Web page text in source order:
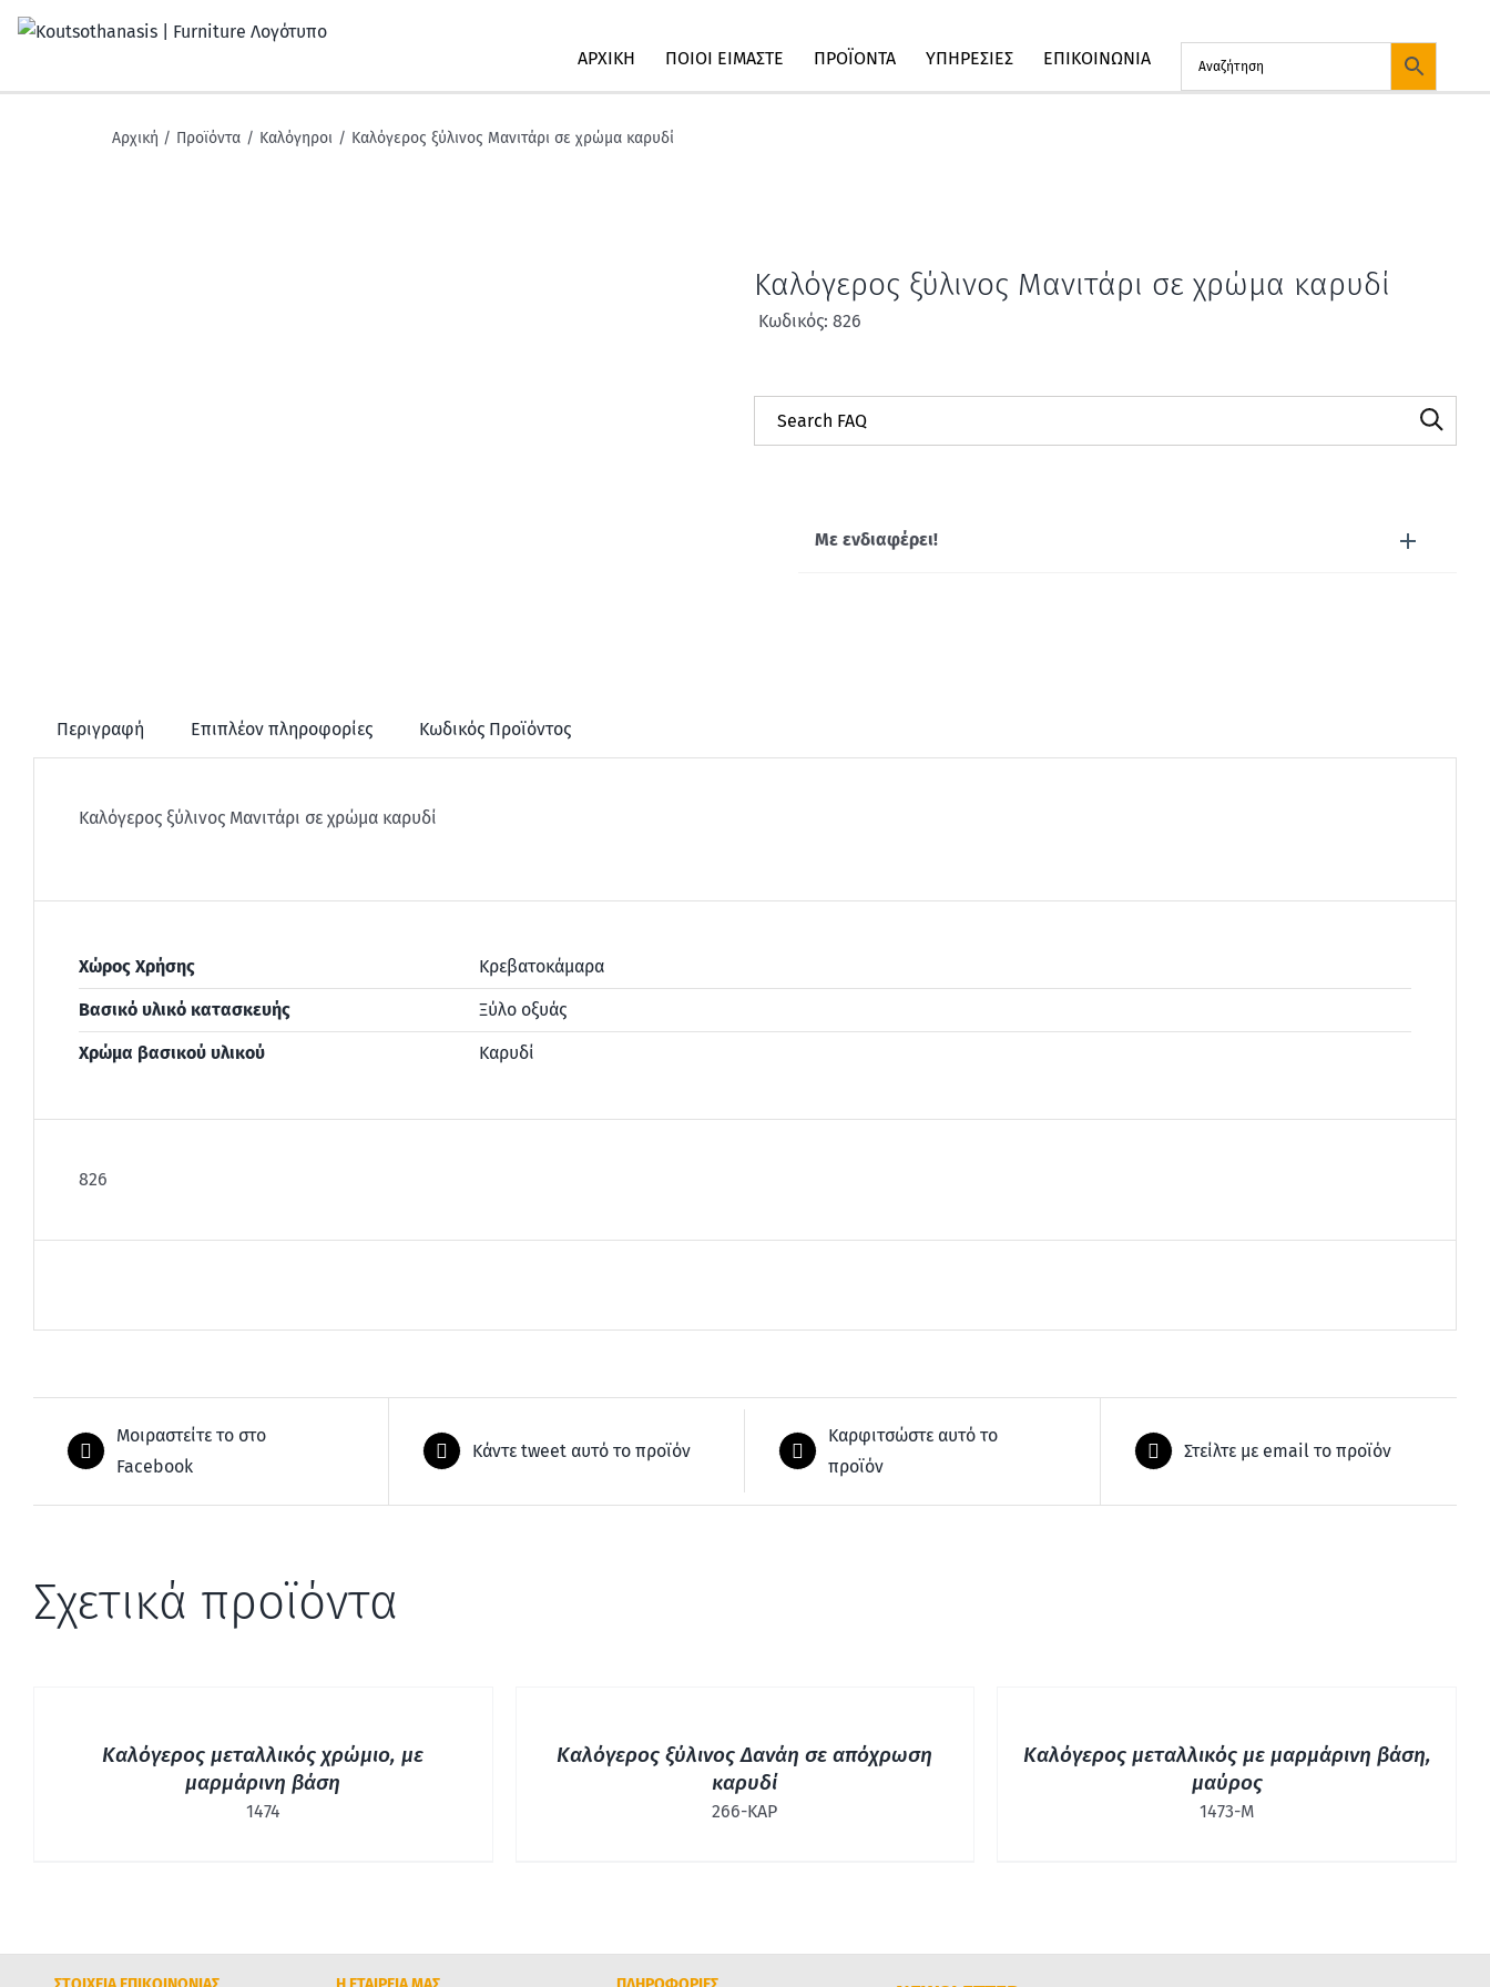
Μετάβαση
ΑΡΧΙΚΗ ΠΟΙΟΙ ΕΙΜΑΣΤΕ ΠΡΟΪΟΝΤΑ ΥΠΗΡΕΣΙΕΣ ΕΠΙΚΟΙΝΩΝΙΑ
Αρχική Προϊόντα Καλόγηροι Καλόγερος ξύλινος Μανιτάρι σε χρώμα καρυδί
Καλόγερος ξύλινος Μανιτάρι σε χρώμα καρυδί
Κωδικός: 826
Με ενδιαφέρει!
Περιγραφή Επιπλέον πληροφορίες Κωδικός Προϊόντος
Καλόγερος ξύλινος Μανιτάρι σε χρώμα καρυδί
Χώρος Χρήσης Κρεβατοκάμαρα
Βασικό υλικό κατασκευής Ξύλο οξυάς
Χρώμα βασικού υλικού Καρυδί
826
Μοιραστείτε το στο
Facebook
Κάντε tweet αυτό το προϊόν
Καρφιτσώστε αυτό το
προϊόν
Στείλτε με email το προϊόν
Σχετικά προϊόντα
Καλόγερος μεταλλικός χρώμιο, με
μαρμάρινη βάση
1474
Καλόγερος ξύλινος Δανάη σε απόχρωση
καρυδί
266-ΚΑΡ
Καλόγερος μεταλλικός με μαρμάρινη βάση,
μαύρος
1473-Μ